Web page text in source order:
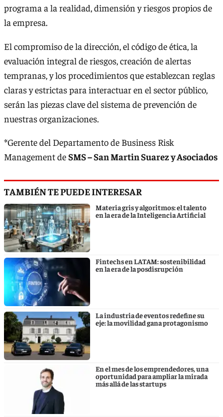
programa a la realidad, dimensión y riesgos propios de
la empresa.
El compromiso de la dirección, el código de ética, la
evaluación integral de riesgos, creación de alertas
tempranas, y los procedimientos que establezcan reglas
claras y estrictas para interactuar en el sector público,
serán las piezas clave del sistema de prevención de
nuestras organizaciones.
*Gerente del Departamento de Business Risk
Management deSMS – San Martin Suarez y Asociados
TAMBIÉN TE PUEDE INTERESAR
Materia gris y algoritmos: el talento
en la era de la Inteligencia Artificial
Fintechs en LATAM: sostenibilidad
en la era de la posdisrupción
La industria de eventos redefine su
eje: la movilidad gana protagonismo
En el mes de los emprendedores, una
oportunidad para ampliar la mirada
más allá de las startups